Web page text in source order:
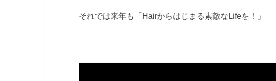
それでは来年も「Hairからはじまる素敵なLifeを！」